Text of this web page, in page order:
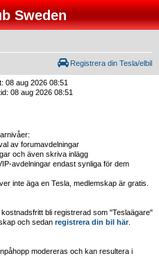
Sweden
Registrera din Tesla/elbil
08 aug 2026 08:51
08 aug 2026 08:51
av forumavdelningar
och även skriva inlägg
avdelningar endast synliga för dem
inte äga en Tesla, medlemskap är gratis.
bli registrerad som "Teslaägare"
och sedan registrera din bil här.
modereras och kan resultera i